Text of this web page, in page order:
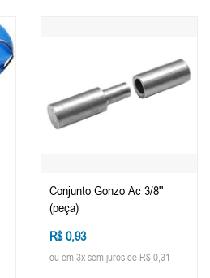
Conjunto Gonzo Ac 3/8''
(peça)
R$ 0,93
ou em 3x sem juros de R$ 0,31